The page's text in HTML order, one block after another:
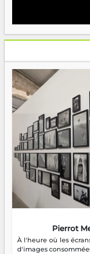
Pierrot
À l'heure où les
d'images